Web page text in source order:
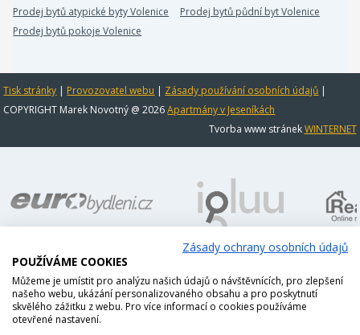
Prodej bytů atypické byty Volenice
Prodej bytů půdní byt Volenice
Prodej bytů pokoje Volenice
Tisk stránky | Provozovatel webu | Zásady používání osobních údajů |
COPYRIGHT Marek Novotný @ 2026Apartmány v Jeseníkách
Tvorba www stránekWINTERNET
Zásady ochrany osobních údajů
POUŽÍVÁME COOKIES
Můžeme je umístit pro analýzu našich údajů o návštěvnících, pro zlepšení
našeho webu, ukázání personalizovaného obsahu a pro poskytnutí
skvělého zážitku z webu. Pro více informací o cookies používáme
otevřené nastavení.